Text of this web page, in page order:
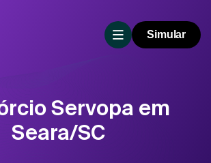
Simular
Servopa em
Seara/SC